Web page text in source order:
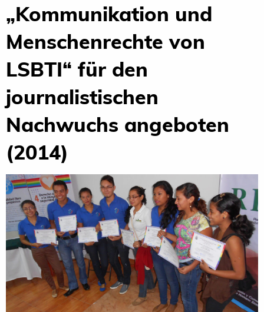
„Kommunikation und
Menschenrechte von
LSBTI“ für den
journalistischen
Nachwuchs angeboten
(2014)